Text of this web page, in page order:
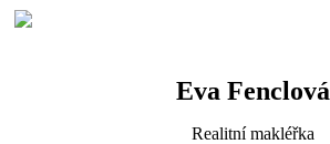
Eva Fenclová
Realitní makléřka